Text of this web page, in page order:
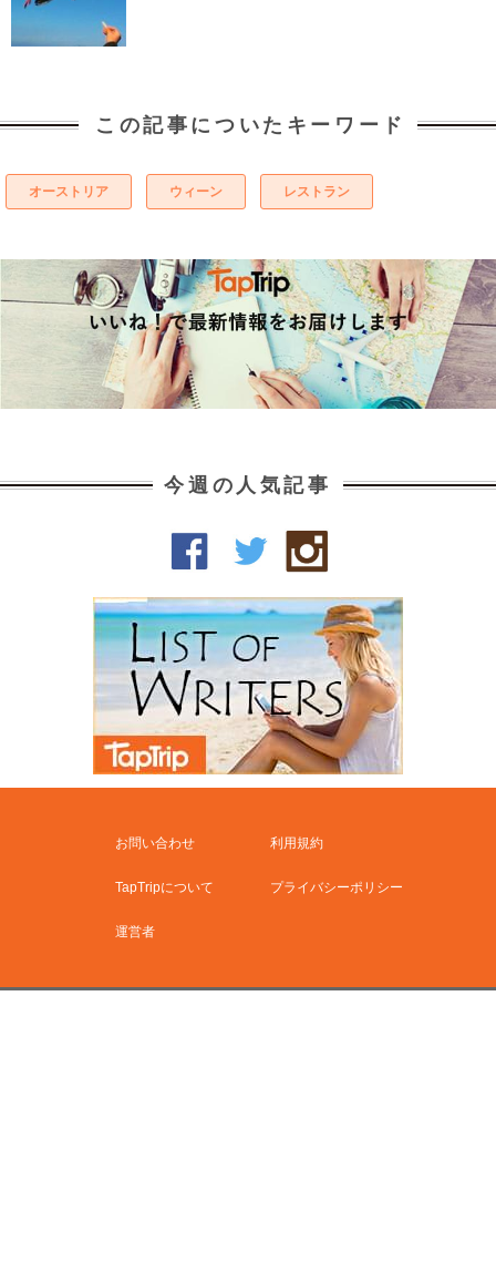
この記事についたキーワード
オーストリア ウィーン レストラン
今週の人気記事
お問い合わせ 利用規約
TapTripについて プライバシーポリシー
運営者